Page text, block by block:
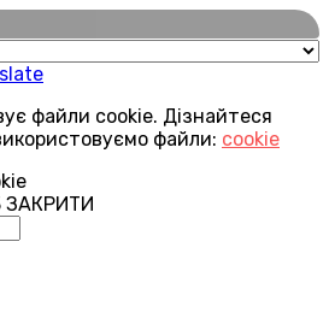
файли cookie. Дізнайтеся
файли: cookie
ЗАКРИТИ